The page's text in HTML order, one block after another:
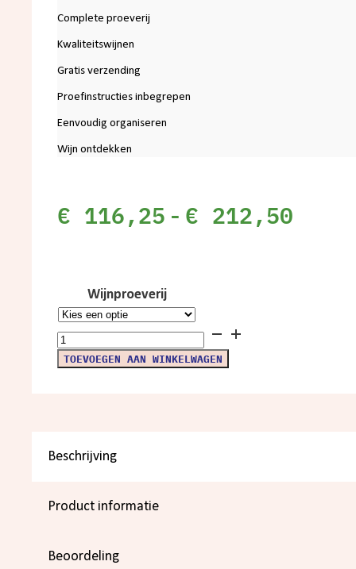
€ 116,25 - € 212,50
Wijnproeverij
Wijnproeverij
thuis
9
TOEVOEGEN AAN WINKELWAGEN
Complete proeverij
Kwaliteitswijnen
Gratis verzending
Proefinstructies inbegrepen
Eenvoudig organiseren
Wijn ontdekken
Beschrijving
Product informatie
Beoordeling